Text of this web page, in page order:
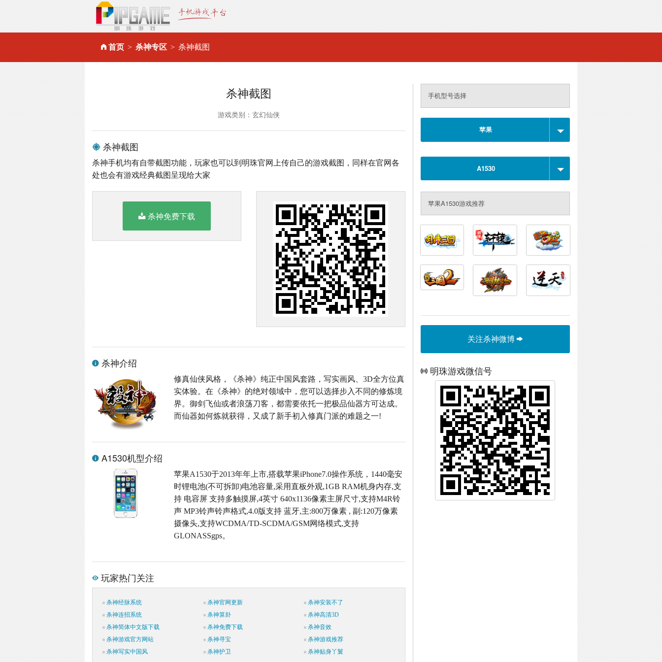
首页 杀神专区 杀神截图
杀神截图
游戏类别：玄幻仙侠
杀神截图
杀神手机均有自带截图功能，玩家也可以到明珠官网上传自己的游戏截图，同样在官网各
处也会有游戏经典截图呈现给大家
杀神免费下载
杀神介绍
修真仙侠风格，《杀神》纯正中国风套路，写实画风、3D全方位真
实体验。在《杀神》的绝对领域中，您可以选择步入不同的修炼境
界。御剑飞仙或者浪荡刀客，都需要依托一把极品仙器方可达成。
而仙器如何炼就获得，又成了新手初入修真门派的难题之一!
A1530机型介绍
苹果A1530于2013年年上市,搭载苹果iPhone7.0操作系统，1440毫安
时锂电池(不可拆卸)电池容量,采用直板外观,1GB RAM机身内存,支
持 电容屏 支持多触摸屏,4英寸 640x1136像素主屏尺寸,支持M4R铃
声 MP3铃声铃声格式,4.0版支持 蓝牙,主:800万像素 , 副:120万像素
摄像头,支持WCDMA/TD-SCDMA/GSM网络模式,支持
GLONASSgps。
玩家热门关注
杀神经脉系统 杀神官网更新
杀神安装不了
杀神连招系统
杀神算卦
杀神高清3D
杀神简体中文版下载
杀神免费下载
杀神音效
杀神游戏官方网站
杀神寻宝
杀神游戏推荐
杀神写实中国风
杀神护卫 杀神贴身丫鬟
手机型号选择
苹果
A1530
苹果A1530游戏推荐
关注杀神微博
明珠游戏微信号